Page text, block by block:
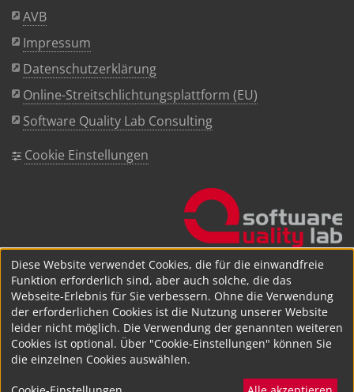
AVB
Impressum
Datenschutzerklärung
Online-Streitschlichtungsplattform (EU)
Software Quality Lab Consulting
Cookie Einstellungen
Diese Website verwendet Cookies, die für die einwandfreie
Funktion erforderlich sind, aber auch solche, die das
Webseite-Erlebnis für Sie verbessern. Ohne die Verwendung
der erforderlichen Cookies ist die Nutzung unserer Website
leider nicht möglich. Die Verwendung der genannten weiteren
Cookies ist optional. Über "Cookie-Einstellungen" können Sie
die einzelnen Cookies auswählen.